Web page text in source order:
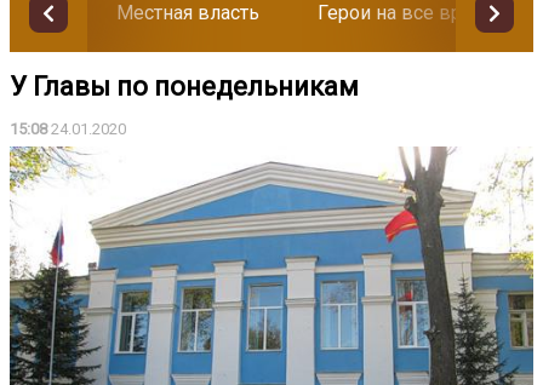
Местная власть Герои на все времена
У Главы по понедельникам
15:0824.01.2020